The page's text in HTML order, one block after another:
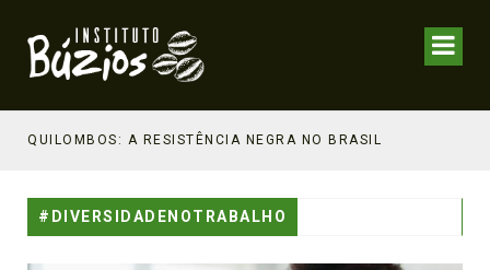
QUILOMBOS: A RESISTÊNCIA NEGRA NO BRASIL
#DIVERSIDADENOTRABALHO